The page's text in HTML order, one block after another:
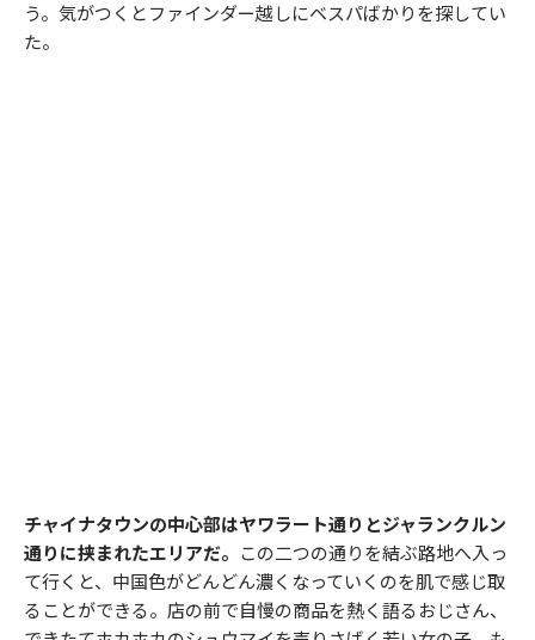
う。気がつくとファインダー越しにベスパばかりを探してい
た。
チャイナタウンの中心部はヤワラート通りとジャランクルン
通りに挟まれたエリアだ。 この二つの通りを結ぶ路地へ入っ
て行くと、中国色がどんどん濃くなっていくのを肌で感じ取
ることができる。店の前で自慢の商品を熱く語るおじさん、